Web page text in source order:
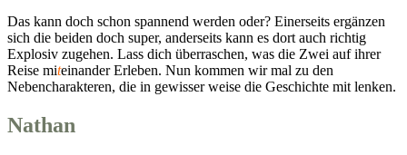
Das kann doch schon spannend werden oder? Einerseits ergänzen
sich die beiden doch super, anderseits kann es dort auch richtig
Explosiv zugehen. Lass dich überraschen, was die Zwei auf ihrer
Reise miteinander Erleben. Nun kommen wir mal zu den
Nebencharakteren, die in gewisser weise die Geschichte mit lenken.
Nathan